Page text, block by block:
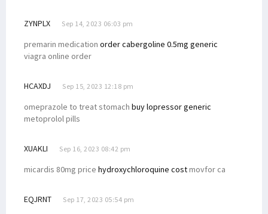
ZYNPLX Sep 14, 2023 06:03 pm
premarin medication order cabergoline 0.5mg generic
viagra online order
HCAXDJ Sep 15, 2023 12:18 pm
omeprazole to treat stomach buy lopressor generic
metoprolol pills
XUAKLI Sep 16, 2023 08:42 pm
micardis 80mg price hydroxychloroquine costmovfor ca
EQJRNT Sep 17, 2023 05:54 pm